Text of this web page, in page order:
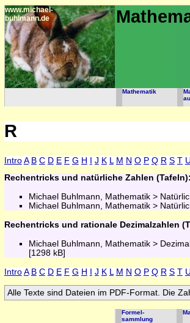
www.michael-
buhlmann.de
Mathematik
R
Intro A B C D E F G H J K M N O P Q R S T U
Rechentricks und natürliche Zahlen (Tafeln):
Michael Buhlmann, Mathematik >
Michael Buhlmann, Mathematik >
Rechentricks und rationale Dezimalzahlen
Michael Buhlmann, Mathematik >
[1298 kB]
Intro A B C D E F G H J K L M N O P Q R S T U
Alle Texte sind Dateien im PDF-Format. Die
Formel-
sammlung